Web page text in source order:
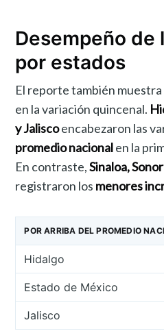
Desempeño de
por estados
El reporte también
en la variación quincenal.
y Jaliscoencabezaron las
promedio nacionalen la
En contraste,Sinaloa,
registraron los menores
POR ARRIBA DEL PROMEDIO
Hidalgo
Estado de México
Jalisco